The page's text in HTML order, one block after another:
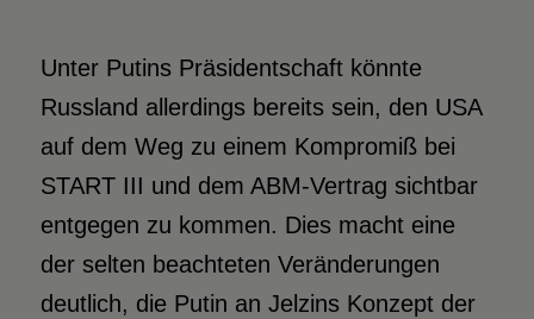
Unter Putins Präsidentschaft könnte
Russland allerdings bereits sein, den USA
auf dem Weg zu einem Kompromiß bei
START III und dem ABM-Vertrag sichtbar
entgegen zu kommen. Dies macht eine
der selten beachteten Veränderungen
deutlich, die Putin an Jelzins Konzept der